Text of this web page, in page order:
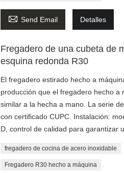
 Send Email Detalles
Fregadero de una cubeta de
esquina redonda R30
El fregadero estirado hecho a
producción que el fregadero hecho a
similar a la hecha a mano. La serie
con certificado CUPC. Instalación:
D, control de calidad para garantizar
fregadero de cocina de acero inoxidable
Fregadero R30 hecho a máquina